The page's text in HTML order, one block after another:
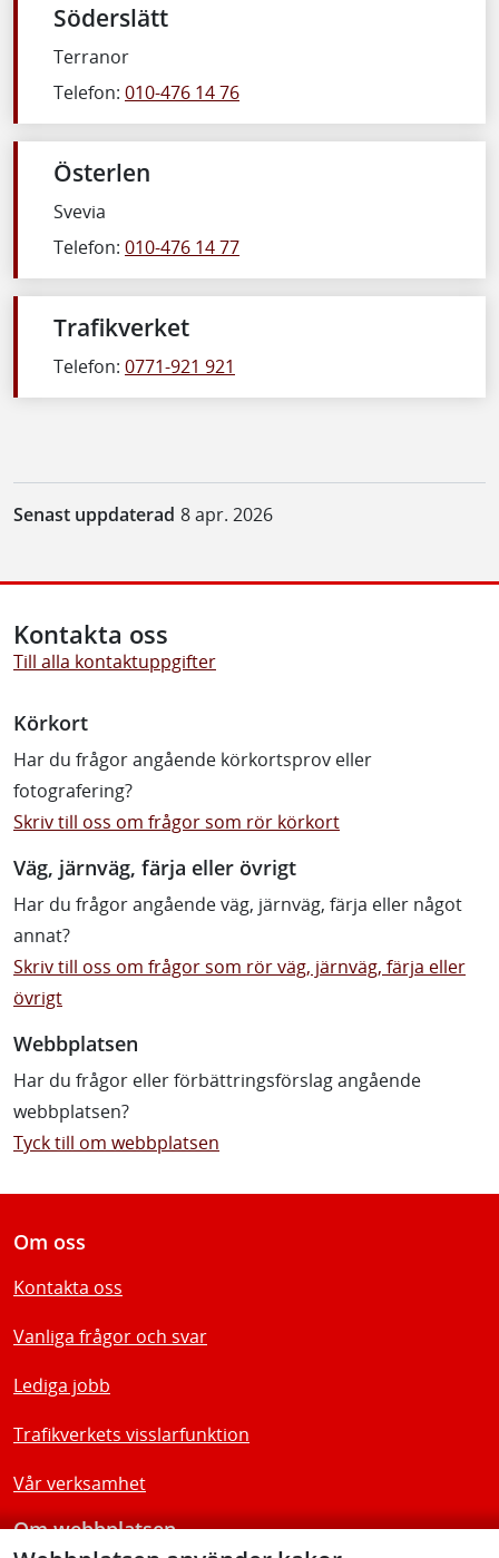
Söderslätt
Terranor
Telefon: 010-476 14 76
Österlen
Svevia
Telefon: 010-476 14 77
Trafikverket
Telefon: 0771-921 921
Senast uppdaterad 8 apr. 2026
Kontakta oss
Till alla kontaktuppgifter
Körkort
Har du frågor angående körkortsprov eller
fotografering?
Skriv till oss om frågor som rör körkort
Väg, järnväg, färja eller övrigt
Har du frågor angående väg, järnväg, färja eller något
annat?
Skriv till oss om frågor som rör väg, järnväg, färja eller
övrigt
Webbplatsen
Har du frågor eller förbättringsförslag angående
webbplatsen?
Tyck till om webbplatsen
Om oss
Kontakta oss
Vanliga frågor och svar
Lediga jobb
Trafikverkets visslarfunktion
Vår verksamhet
Om webbplatsen